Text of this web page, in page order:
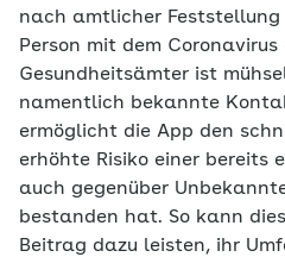
nach amtlicher
Person mit dem Coronavirus
Gesundheitsämter ist
namentlich bekannte
ermöglicht die App den
erhöhte Risiko einer bereits
auch gegenüber
bestanden hat. So kann
Beitrag dazu leisten, ihr